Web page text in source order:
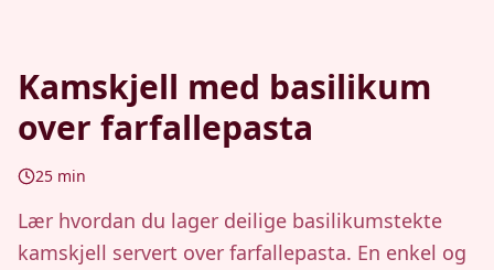
Kamskjell med basilikum
over farfallepasta
25 min
Lær hvordan du lager deilige basilikumstekte
kamskjell servert over farfallepasta. En enkel og